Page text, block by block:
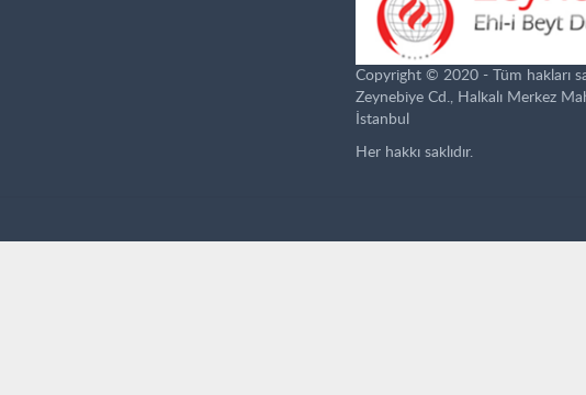
Copyright © 2020 - Tüm hakları
Zeynebiye Cd., Halkalı Merkez
İstanbul
Her hakkı saklıdır.